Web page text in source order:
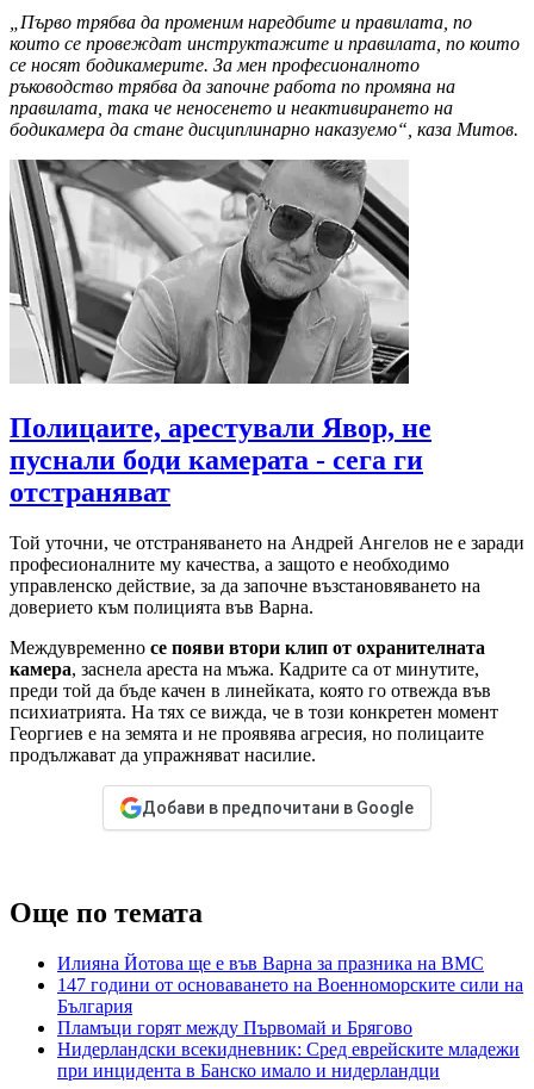
„Първо трябва да променим наредбите и правилата, по
които се провеждат инструктажите и правилата, по които
се носят бодикамерите. За мен професионалното
ръководство трябва да започне работа по промяна на
правилата, така че неносенето и неактивирането на
бодикамера да стане дисциплинарно наказуемо“, каза Митов.
Полицаите, арестували Явор, не
пуснали боди камерата - сега ги
отстраняват
Той уточни, че отстраняването на Андрей Ангелов не е заради
професионалните му качества, а защото е необходимо
управленско действие, за да започне възстановяването на
доверието към полицията във Варна.
Междувременно се появи втори клип от охранителната
камера, заснела ареста на мъжа. Кадрите са от минутите,
преди той да бъде качен в линейката, която го отвежда във
психиатрията. На тях се вижда, че в този конкретен момент
Георгиев е на земята и не проявява агресия, но полицаите
продължават да упражняват насилие.
Добави в предпочитани в Google
Още по темата
Илияна Йотова ще е във Варна за празника на ВМС
147 години от основаването на Военноморските сили на
България
Пламъци горят между Първомай и Брягово
Нидерландски всекидневник: Сред еврейските младежи
при инцидента в Банско имало и нидерландци